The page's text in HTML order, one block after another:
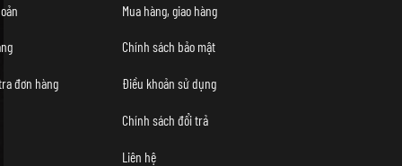
đơn hàng
Mua hàng, giao hàng
Chính sách bảo mật
Điều khoản sử dụng
Chính sách đổi trả
Liên hệ